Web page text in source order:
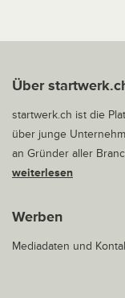
Über
startwerk.ch ist die
über junge
an Gründer aller
weiterlesen
Werben
Mediadaten und